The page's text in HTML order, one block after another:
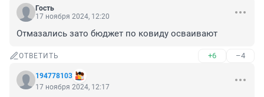
Гость
17 ноября 2024, 12:20
Отмазались зато бюджет по ковиду осваивают
ОТВЕТИТЬ +6 –4
194778103
17 ноября 2024, 12:17